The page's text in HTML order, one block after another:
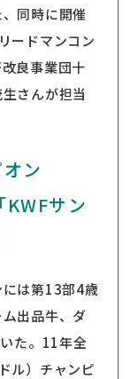
同時に開催
ードマンコン
良事業団十
さんが担当
ン
KWFサン
は第13部4歳
出品牛、ダ
た。11年全
ル）チャンピ